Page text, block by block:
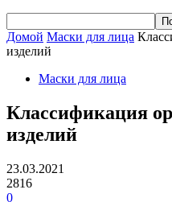
Домой Маски для лица
изделий
Маски для лица
Классификация
изделий
23.03.2021
2816
0